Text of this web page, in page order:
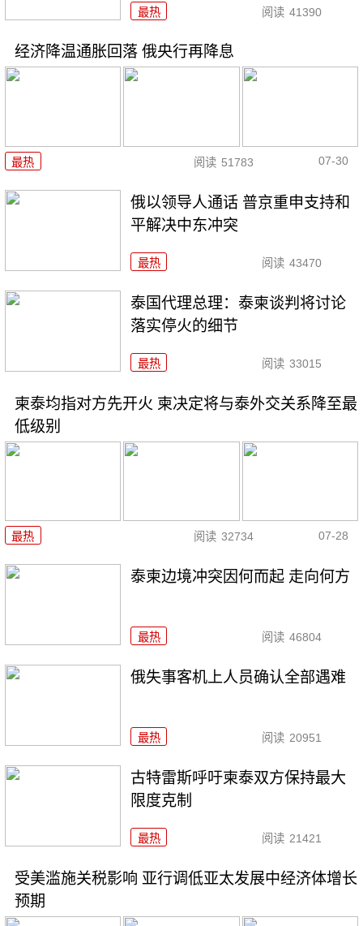
最热 阅读 41390
经济降温通胀回落 俄央行再降息
最热 阅读 51783 07-30
俄以领导人通话 普京重申支持和
平解决中东冲突
最热 阅读 43470
泰国代理总理：泰柬谈判将讨论
落实停火的细节
最热 阅读 33015
柬泰均指对方先开火 柬决定将与泰外交关系降至最
低级别
最热 阅读 32734 07-28
泰柬边境冲突因何而起 走向何方
最热 阅读 46804
俄失事客机上人员确认全部遇难
最热 阅读 20951
古特雷斯呼吁柬泰双方保持最大
限度克制
最热 阅读 21421
受美滥施关税影响 亚行调低亚太发展中经济体增长
预期